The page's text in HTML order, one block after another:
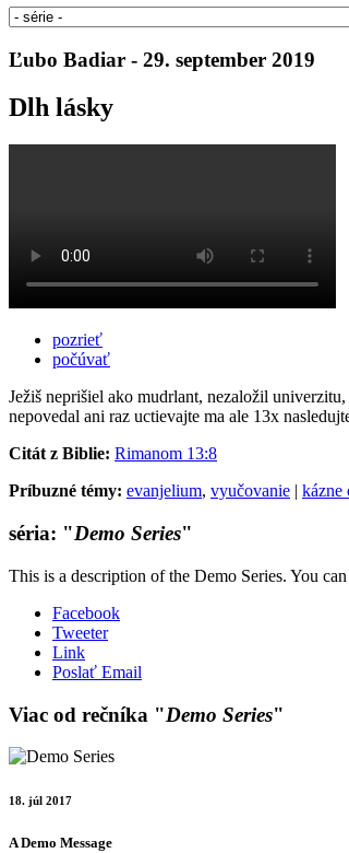
Ľubo Badiar - 29. september 2019
Dlh lásky
pozrieť
počúvať
Ježiš neprišiel ako mudrlant, nezaložil
nepovedal ani raz uctievajte ma ale 13x
Citát z Biblie: Rimanom 13:8
Príbuzné témy: evanjelium, vyučovanie | kázne
séria: "Demo Series"
This is a description of the Demo Series. You
Facebook
Tweeter
Link
Poslať Email
Viac od rečníka "Demo Series"
18. júl 2017
A Demo Message